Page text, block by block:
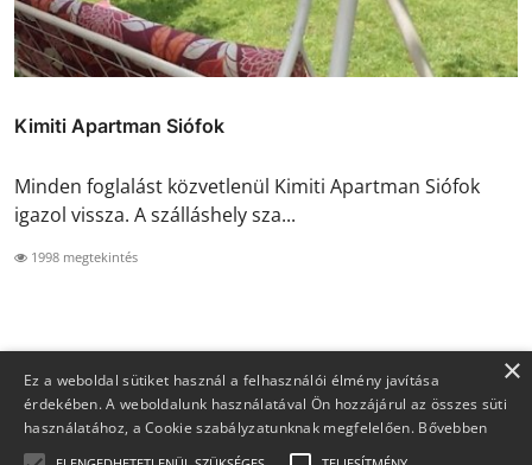
Kimiti Apartman Siófok
Minden foglalást közvetlenül Kimiti Apartman Siófok
igazol vissza. A szálláshely sza...
1998 megtekintés
×
Ez a weboldal sütiket használ a felhasználói élmény javítása
érdekében. A weboldalunk használatával Ön hozzájárul az összes süti
használatához, a Cookie szabályzatunknak megfelelően. Bővebben